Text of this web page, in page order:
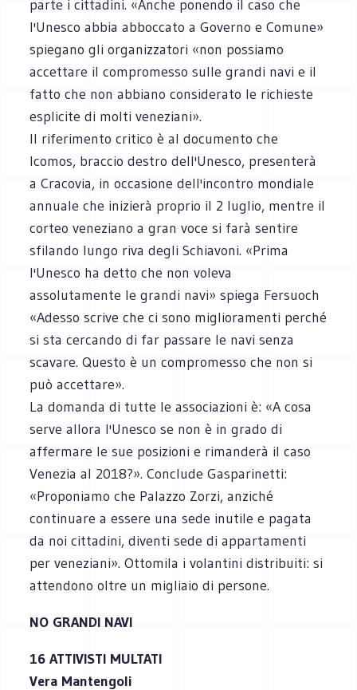
parte i cittadini. «Anche ponendo il caso che
l'Unesco abbia abboccato a Governo e Comune»
spiegano gli organizzatori «non possiamo
accettare il compromesso sulle grandi navi e il
fatto che non abbiano considerato le richieste
esplicite di molti veneziani».
Il riferimento critico è al documento che
Icomos, braccio destro dell'Unesco, presenterà
a Cracovia, in occasione dell'incontro mondiale
annuale che inizierà proprio il 2 luglio, mentre il
corteo veneziano a gran voce si farà sentire
sfilando lungo riva degli Schiavoni. «Prima
l'Unesco ha detto che non voleva
assolutamente le grandi navi» spiega Fersuoch
«Adesso scrive che ci sono miglioramenti perché
si sta cercando di far passare le navi senza
scavare. Questo è un compromesso che non si
può accettare».
La domanda di tutte le associazioni è: «A cosa
serve allora l'Unesco se non è in grado di
affermare le sue posizioni e rimanderà il caso
Venezia al 2018?». Conclude Gasparinetti:
«Proponiamo che Palazzo Zorzi, anziché
continuare a essere una sede inutile e pagata
da noi cittadini, diventi sede di appartamenti
per veneziani». Ottomila i volantini distribuiti: si
attendono oltre un migliaio di persone.
NO GRANDI NAVI
16 ATTIVISTI MULTATI
Vera Mantengoli